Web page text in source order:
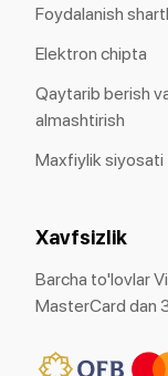
Foydalanish
Elektron chipta
Qaytarib berish
almashtirish
Maxfiylik siyosati
Xavfsizlik
Barcha to'lovlar
MasterCard dan